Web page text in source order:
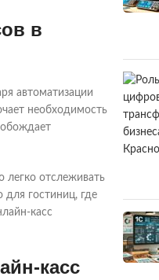
в
автоматизации
необходимость
отслеживать
для гостиниц, где
касс
касс